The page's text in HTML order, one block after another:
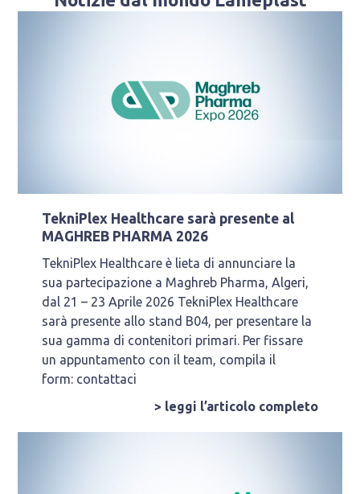
TekniPlex Healthcare sarà presente al
MAGHREB PHARMA 2026
TekniPlex Healthcare è lieta di annunciare la
sua partecipazione a Maghreb Pharma, Algeri,
dal 21 – 23 Aprile 2026 TekniPlex Healthcare
sarà presente allo stand B04, per presentare la
sua gamma di contenitori primari. Per fissare
un appuntamento con il team, compila il
form: contattaci
> leggi l’articolo completo